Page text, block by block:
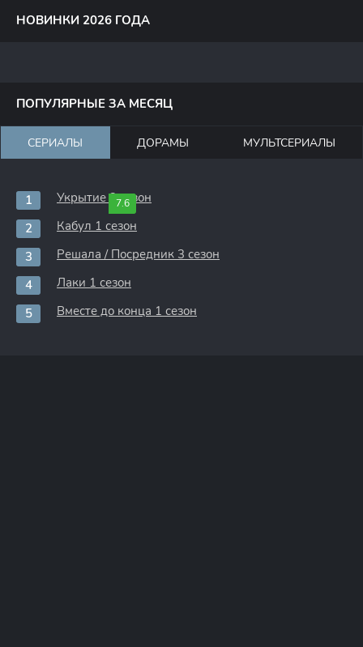
НОВИНКИ 2026 ГОДА
ПОПУЛЯРНЫЕ ЗА МЕСЯЦ
СЕРИАЛЫ ДОРАМЫ МУЛЬТСЕРИАЛЫ
7.6
Укрытие 3 сезон
Кабул 1 сезон
Решала / Посредник 3 сезон
Лаки 1 сезон
Вместе до конца 1 сезон